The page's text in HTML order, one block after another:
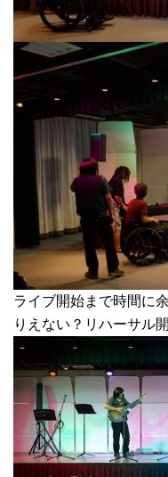
ライブ開始まで時間に
りえない？リハーサル